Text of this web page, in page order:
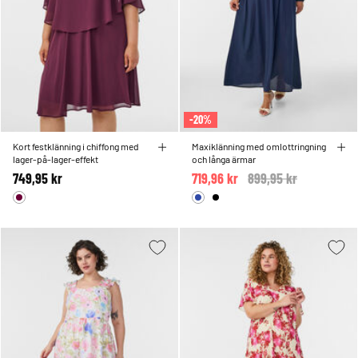
Kort festklänning i chiffong med
lager-på-lager-effekt
749,95 kr
-20%
Maxiklänning med omlottringning
och långa ärmar
Price reduced from
899,95 kr
719,96 kr